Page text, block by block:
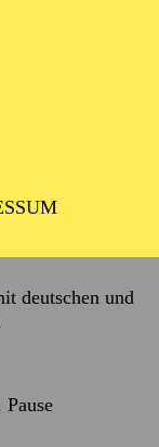
EINE
deutschen und